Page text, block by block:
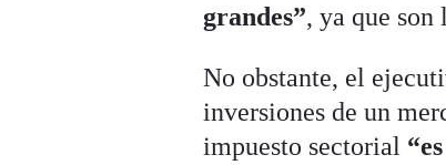
grandes”, ya que son
No obstante, el
inversiones de un
impuesto sectorial